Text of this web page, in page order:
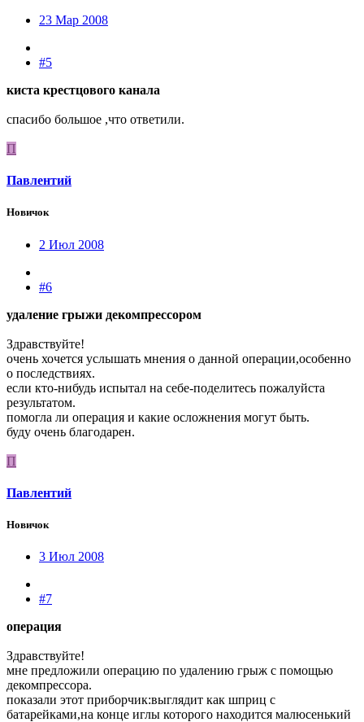
23 Мар 2008
#5
киста крестцового канала
спасибо большое ,что ответили.
П
Павлентий
Новичок
2 Июл 2008
#6
удаление грыжи декомпрессором
Здравствуйте!
очень хочется услышать мнения о данной операции,особенно
о последствиях.
если кто-нибудь испытал на себе-поделитесь пожалуйста
результатом.
помогла ли операция и какие осложнения могут быть.
буду очень благодарен.
П
Павлентий
Новичок
3 Июл 2008
#7
операция
Здравствуйте!
мне предложили операцию по удалению грыж с помощью
декомпрессора.
показали этот приборчик:выглядит как шприц с
батарейками,на конце иглы которого находится малюсенький